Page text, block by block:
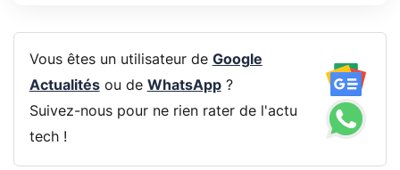
Vous êtes un utilisateur de Google
Actualitésou de WhatsApp?
Suivez-nous pour ne rien rater de l'actu
tech !